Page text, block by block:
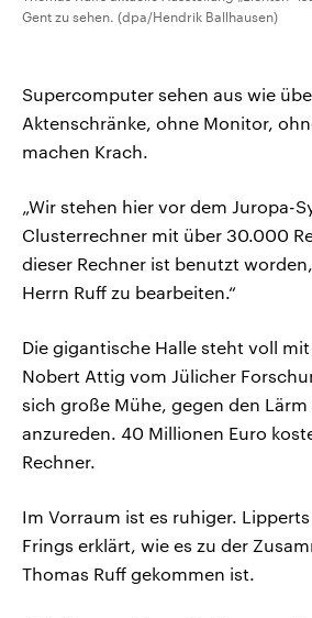
Gent zu sehen. (dpa/Hendrik Ballhausen)
Supercomputer sehen aus wie
Aktenschränke, ohne Monitor,
machen Krach.
„Wir stehen hier vor dem Juropa-
Clusterrechner mit über 30.000
dieser Rechner ist benutzt
Herrn Ruff zu bearbeiten.“
Die gigantische Halle steht voll
Nobert Attig vom Jülicher
sich große Mühe, gegen den
anzureden. 40 Millionen Euro
Rechner.
Im Vorraum ist es ruhiger.
Frings erklärt, wie es zu der
Thomas Ruff gekommen ist.